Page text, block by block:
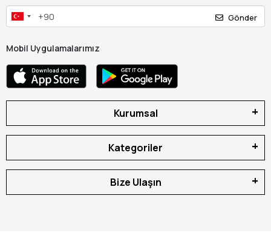
Gönder
Mobil Uygulamalarımız
Kurumsal
Kategoriler
Bize Ulaşın